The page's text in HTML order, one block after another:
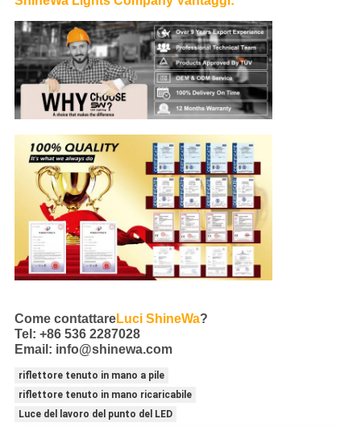
Come contattareLuci ShineWa?
Tel: +86 536 2287028
Email: info@shinewa.com
riflettore tenuto in mano a pile
riflettore tenuto in mano ricaricabile
Luce del lavoro del punto del LED